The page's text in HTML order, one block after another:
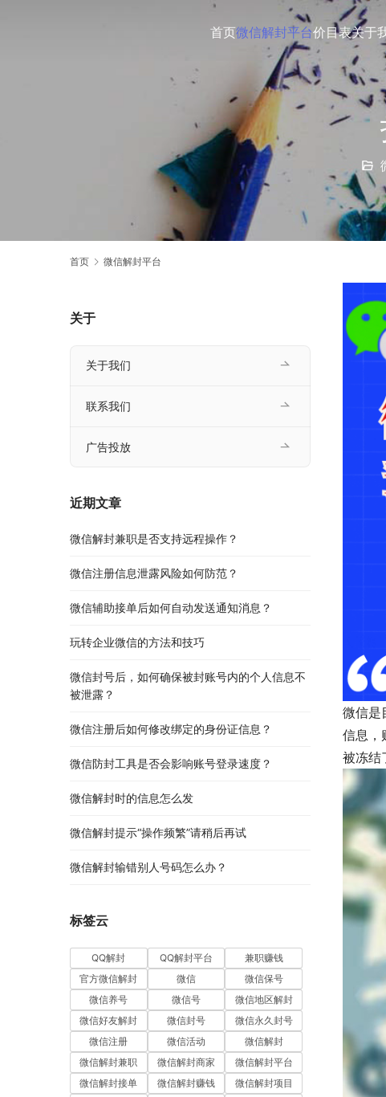
首页微信解封平台价目表关于
首页 微信解封平台
微信是
信息，
被冻结
关于
关于我们
联系我们
广告投放
近期文章
微信解封兼职是否支持远程操作？
微信注册信息泄露风险如何防范？
微信辅助接单后如何自动发送通知消息？
玩转企业微信的方法和技巧
微信封号后，如何确保被封账号内的个人信息不
被泄露？
微信注册后如何修改绑定的身份证信息？
微信防封工具是否会影响账号登录速度？
微信解封时的信息怎么发
微信解封提示“操作频繁”请稍后再试
微信解封输错别人号码怎么办？
标签云
QQ解封 QQ解封平台
兼职赚钱
官方微信解封
微信
微信保号
微信养号
微信号
微信地区解封
微信好友解封
微信封号
微信永久封号
微信注册
微信活动
微信解封
微信解封兼职
微信解封商家
微信解封平台
微信解封接单
微信解封赚钱
微信解封项目